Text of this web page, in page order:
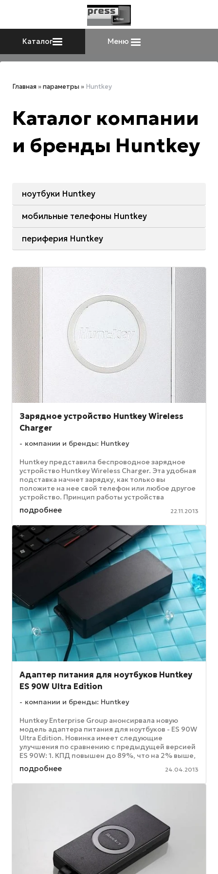
Каталог Меню
Главная »параметры » Huntkey
Каталог компании
и бренды Huntkey
ноутбуки Huntkey
мобильные телефоны Huntkey
периферия Huntkey
Зарядное устройство Huntkey Wireless
Charger
компании и бренды: Huntkey
Huntkey представила беспроводное зарядное
устройство Huntkey Wireless Charger. Эта удобная
подставка начнет зарядку, как только вы
положите на нее свой телефон или любое другое
устройство. Принцип работы устройства
заключается в том, что энергия ...
подробнее 22.11.2013
Адаптер питания для ноутбуков Huntkey
ES 90W Ultra Edition
компании и бренды: Huntkey
Huntkey Enterprise Group анонсирвала новую
модель адаптера питания для ноутбуков - ES 90W
Ultra Edition. Новинка имеет следующие
улучшения по сравнению с предыдущей версией
ES 90W: 1. КПД повышен до 89%, что на 2% выше,
чем у ES 90W. 2. Потребление ...
подробнее 24.04.2013